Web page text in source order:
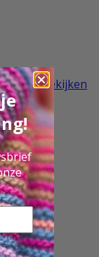
Alles bekijken